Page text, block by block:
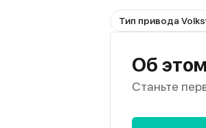
Тип привода
Об
Станьте